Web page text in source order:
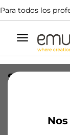
Para todos los
Alternar
navegación
Salva sifón